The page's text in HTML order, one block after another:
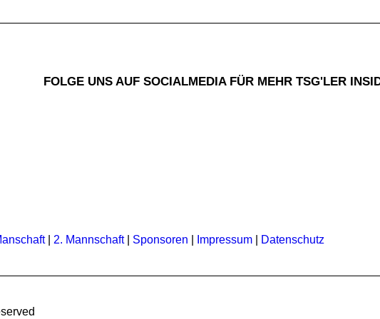
FOLGE UNS AUF SOCIALMEDIA FÜR MEHR TSG'LER
| 2. Mannschaft| Sponsoren Impressum Datenschutz